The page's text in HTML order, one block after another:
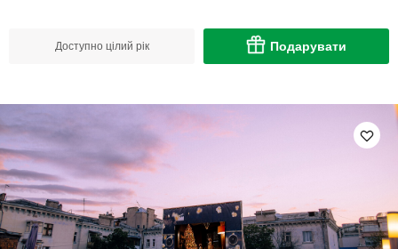
Доступно цілий рік Подарувати